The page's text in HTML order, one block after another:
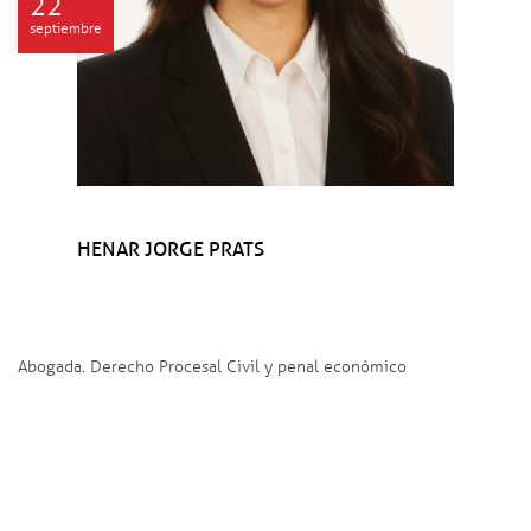
septiembre
HENAR JORGE PRATS
Abogada. Derecho Procesal Civil y penal económico